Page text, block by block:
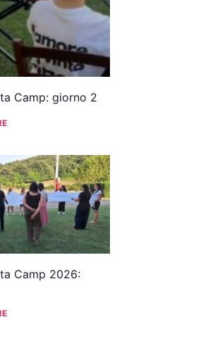
Camp: giorno 2
Camp 2026: